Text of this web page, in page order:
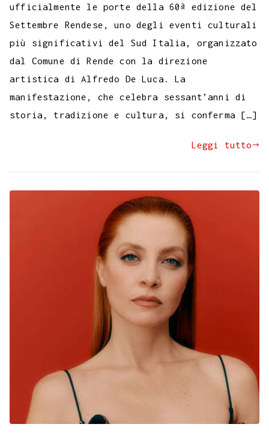
ufficialmente le porte della 60ª edizione del
Settembre Rendese, uno degli eventi culturali
più significativi del Sud Italia, organizzato
dal Comune di Rende con la direzione
artistica di Alfredo De Luca. La
manifestazione, che celebra sessant’anni di
storia, tradizione e cultura, si conferma […]
Leggi tutto